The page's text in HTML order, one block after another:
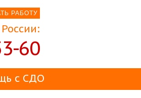
РАБОТУ
60
с СДО